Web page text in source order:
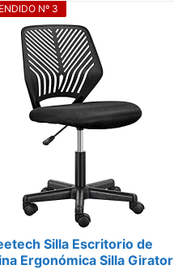
Nº 3
Silla Escritorio de
Ergonómica Silla